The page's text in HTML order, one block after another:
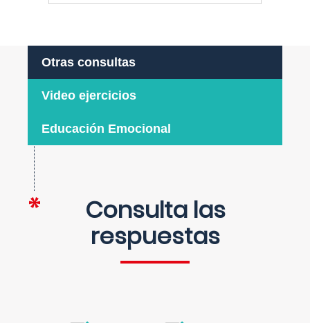
Otras consultas
Video ejercicios
Educación Emocional
Consulta las
respuestas